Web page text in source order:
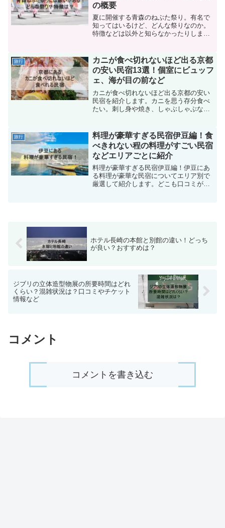
の概要
夏に開催する青森のねぶた祭り。有名で
知ってはいるけど、どんな祭りなのか。
特徴などは以外と知らなかったりします
していきます。
旅行
カニが食べ切れないほど出る京都
の安い民宿13選！個室にビュッフ
ェ、海が目の前など
カニが食べ切れないほど出る京都の安い
民宿を紹介します。カニを思う存分食べ
たい。刺し身や焼き、しゃぶしゃぶな
きます。
旅行
料理が豪華すぎる民宿伊豆編！食
べきれない程の料理がすごい民宿
などエリアごとに紹介
料理が豪華すぎる民宿伊豆編！伊豆にあ
る料理が豪華な民宿についてエリア別で
厳選して紹介します。どこも口コミが高
ホテル長崎の本館と別館の違い！どっち
が良い？おすすめは？
ジブリの立体造型物展の所要時間はどれ
くらい？混雑状況は？口コミやチケット
情報など
コメント
コメントを書き込む